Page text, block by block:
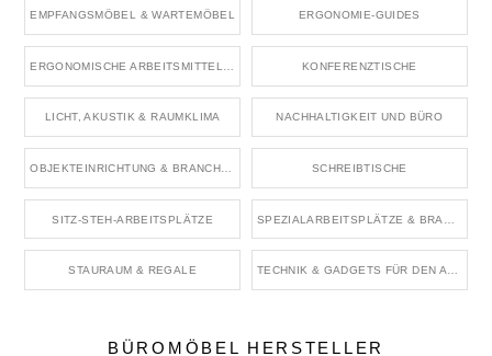
EMPFANGSMÖBEL & WARTEMÖBEL ERGONOMIE-GUIDES
KONFERENZTISCHE
LICHT, AKUSTIK & RAUMKLIMA NACHHALTIGKEIT UND BÜRO
SCHREIBTISCHE
SITZ-STEH-ARBEITSPLÄTZE
STAURAUM & REGALE
BÜROMÖBEL HERSTELLER